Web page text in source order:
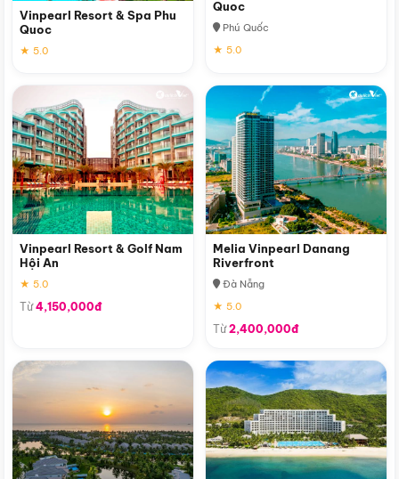
Vinpearl Resort & Spa Phu
Quoc
★ 5.0
Quoc
Phú Quốc
★ 5.0
Vinpearl Resort & Golf Nam
Hội An
★ 5.0
Từ4,150,000đ
Melia Vinpearl Danang
Riverfront
Đà Nẵng
★ 5.0
Từ2,400,000đ